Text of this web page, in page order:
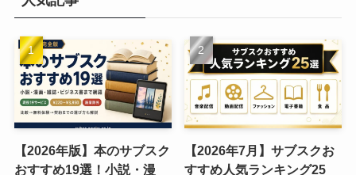
【2026年版】本のサブスク
おすすめ19選！小説・漫
【2026年7月】サブスクお
すすめ人気ランキング25